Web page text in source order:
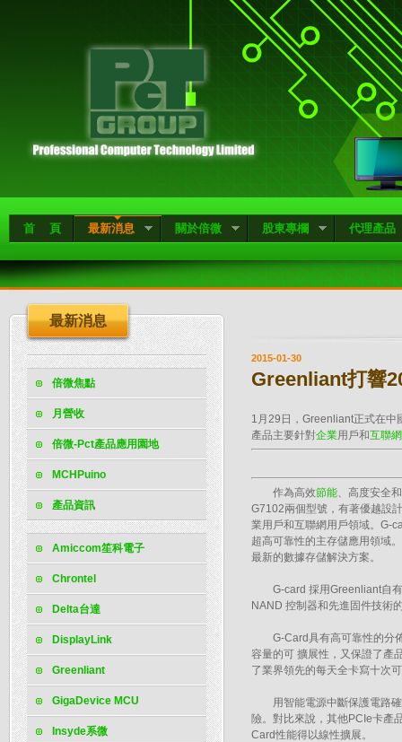
首 頁 最新消息 關於倍微 股東專欄 代理產品
最新消息
倍微焦點
月營收
倍微-Pct產品應用園地
MCHPuino
產品資訊
Amiccom笙科電子
Chrontel
Delta台達
DisplayLink
Greenliant
GigaDevice MCU
Insyde系微
2015-01-30
Greenliant打響
1月29日，Greenliant正式在中
產品主要針對企業用戶和互聯網
作為高效節能、高度安全
G7102兩個型號，有著優越設
業用戶和互聯網用戶領域。G-
超高可靠性的主存儲應用領域
最新的數據存儲解決方案。
G-card 採用Greenliant自有
NAND 控制器和先進固件技術
G-Card具有高可靠性的分佈
容量的可 擴展性，又保證了產
了業界領先的每天全卡寫十次
用智能電源中斷保護電路確
險。對比來說，其他PCIe卡產
Card性能得以線性擴展。